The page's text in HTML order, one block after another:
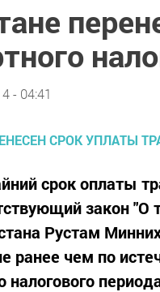
- 04:41
срок оплаты
закон "О
Рустам
ранее чем по
налогового